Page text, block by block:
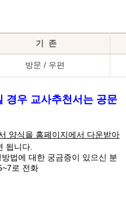
기 존
방문 / 우편
경우 교사추천서는 공문
양식을 홈페이지에서 다운받아
됩니다.
법에 대한 궁금증이 있으신 분
로 전화